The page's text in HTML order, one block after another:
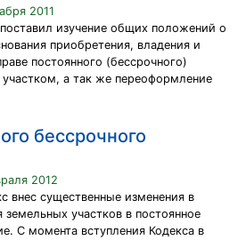
2011
изучение общих положений о
приобретения, владения и
постоянного (бессрочного)
а так же переоформление
бессрочного
2012
внес существенные изменения в
земельных участков в постоянное
С момента вступления Кодекса в